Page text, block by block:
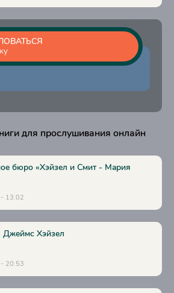
для прослушивания онлайн
бюро «Хэйзел и Смит - Мария
13:02
Джеймс Хэйзел
20:53